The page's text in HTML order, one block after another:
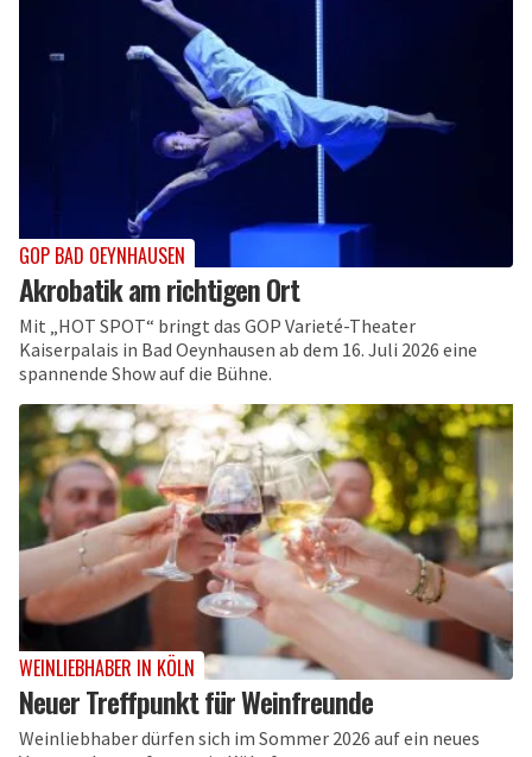
GOP BAD OEYNHAUSEN
Akrobatik am richtigen Ort
Mit „HOT SPOT“ bringt das GOP Varieté-Theater
Kaiserpalais in Bad Oeynhausen ab dem 16. Juli 2026 eine
spannende Show auf die Bühne.
WEINLIEBHABER IN KÖLN
Neuer Treffpunkt für Weinfreunde
Weinliebhaber dürfen sich im Sommer 2026 auf ein neues